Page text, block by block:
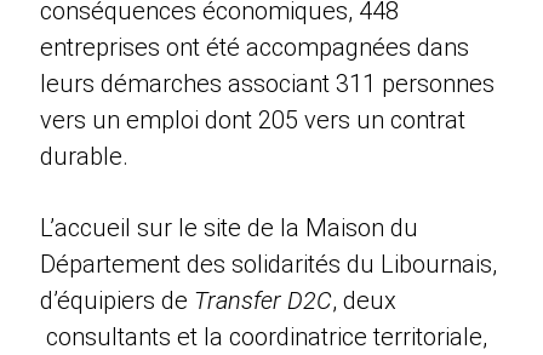
conséquences économiques, 448
entreprises ont été accompagnées dans
leurs démarches associant 311 personnes
vers un emploi dont 205 vers un contrat
durable.
L’accueil sur le site de la Maison du
Département des solidarités du Libournais,
d’équipiers de Transfer D2C, deux
consultants et la coordinatrice territoriale,